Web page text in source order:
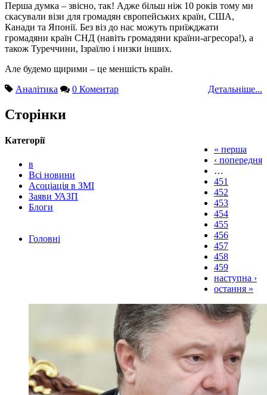
Перша думка – звісно, так! Адже більш ніж 10 років тому ми
скасували візи для громадян європейських країн, США,
Канади та Японії. Без віз до нас можуть приїжджати
громадяни країн СНД (навіть громадяни країни-агресора!), а
також Туреччини, Ізраїлю і низки інших.
Але будемо щирими – це меншість країн.
Аналітика
0 Коментар Детальніше...
Сторінки
« перша
‹ попередня
…
451
452
453
454
455
456
457
458
459
наступна ›
остання »
Категорії
в
Всі новини
Асоціація в ЗМІ
Заяви УАЗП
Блоги
Головні